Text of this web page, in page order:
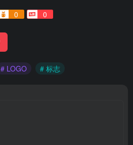
0 0
# LOGO # 标志